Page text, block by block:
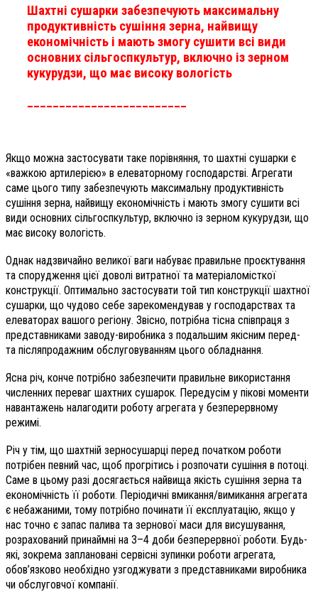
Шахтні сушарки забезпечують максимальну
продуктивність сушіння зерна, найвищу
економічність і мають змогу сушити всі види
основних сільгоспкультур, включно із зерном
кукурудзи, що має високу вологість
_________________________
Якщо можна застосувати таке порівняння, то шахтні сушарки є
«важкою артилерією» в елеваторному господарстві. Агрегати
саме цього типу забезпечують максимальну продуктивність
сушіння зерна, найвищу економічність і мають змогу сушити всі
види основних сільгоспкультур, включно із зерном кукурудзи, що
має високу вологість.
Однак надзвичайно великої ваги набуває правильне проєктування
та спорудження цієї доволі витратної та матеріаломісткої
конструкції. Оптимально застосувати той тип конструкції шахтної
сушарки, що чудово себе зарекомендував у господарствах та
елеваторах вашого регіону. Звісно, потрібна тісна співпраця з
представниками заводу-виробника з подальшим якісним перед-
та післяпродажним обслуговуванням цього обладнання.
Ясна річ, конче потрібно забезпечити правильне використання
численних переваг шахтних сушарок. Передусім у пікові моменти
навантажень налагодити роботу агрегата у безперервному
режимі.
Річ у тім, що шахтній зерносушарці перед початком роботи
потрібен певний час, щоб прогрітись і розпочати сушіння в потоці.
Саме в цьому разі досягається найвища якість сушіння зерна та
економічність її роботи. Періодичні вмикання/вимикання агрегата
є небажаними, тому потрібно починати її експлуатацію, якщо у
нас точно є запас палива та зернової маси для висушування,
розрахований принаймні на 3–4 доби безперервної роботи. Будь-
які, зокрема заплановані сервісні зупинки роботи агрегата,
обов’язково необхідно узгоджувати з представниками виробника
чи обслуговчої компанії.